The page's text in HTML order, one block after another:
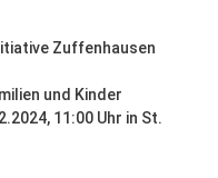
Zuffenhausen
und Kinder
11:00 Uhr in St.